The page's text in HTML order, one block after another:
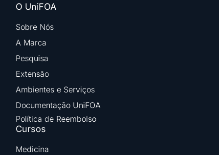
O UniFOA
Sobre Nós
A Marca
Pesquisa
Extensão
Ambientes e Serviços
Documentação UniFOA
Política de Reembolso
Cursos
Medicina